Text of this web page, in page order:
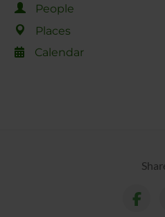
People
Places
Calendar